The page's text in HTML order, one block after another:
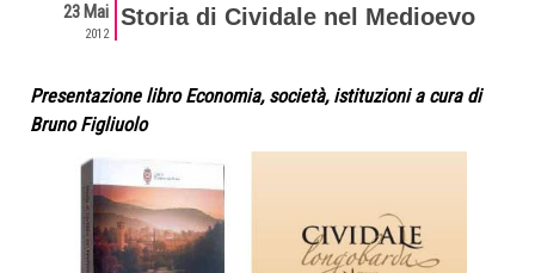
23 Mai
2012
Storia di Cividale nel Medioevo
Presentazione libro Economia, società, istituzioni a cura di
Bruno Figliuolo